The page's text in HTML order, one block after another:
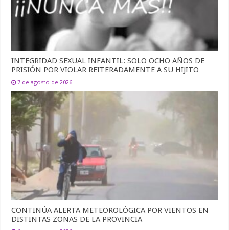
INTEGRIDAD SEXUAL INFANTIL: SOLO OCHO AÑOS DE
PRISIÓN POR VIOLAR REITERADAMENTE A SU HIJITO
7 de agosto de 2026
CONTINÚA ALERTA METEOROLÓGICA POR VIENTOS EN
DISTINTAS ZONAS DE LA PROVINCIA